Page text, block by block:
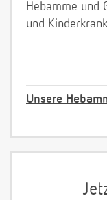
Hebamme und
und
Unsere